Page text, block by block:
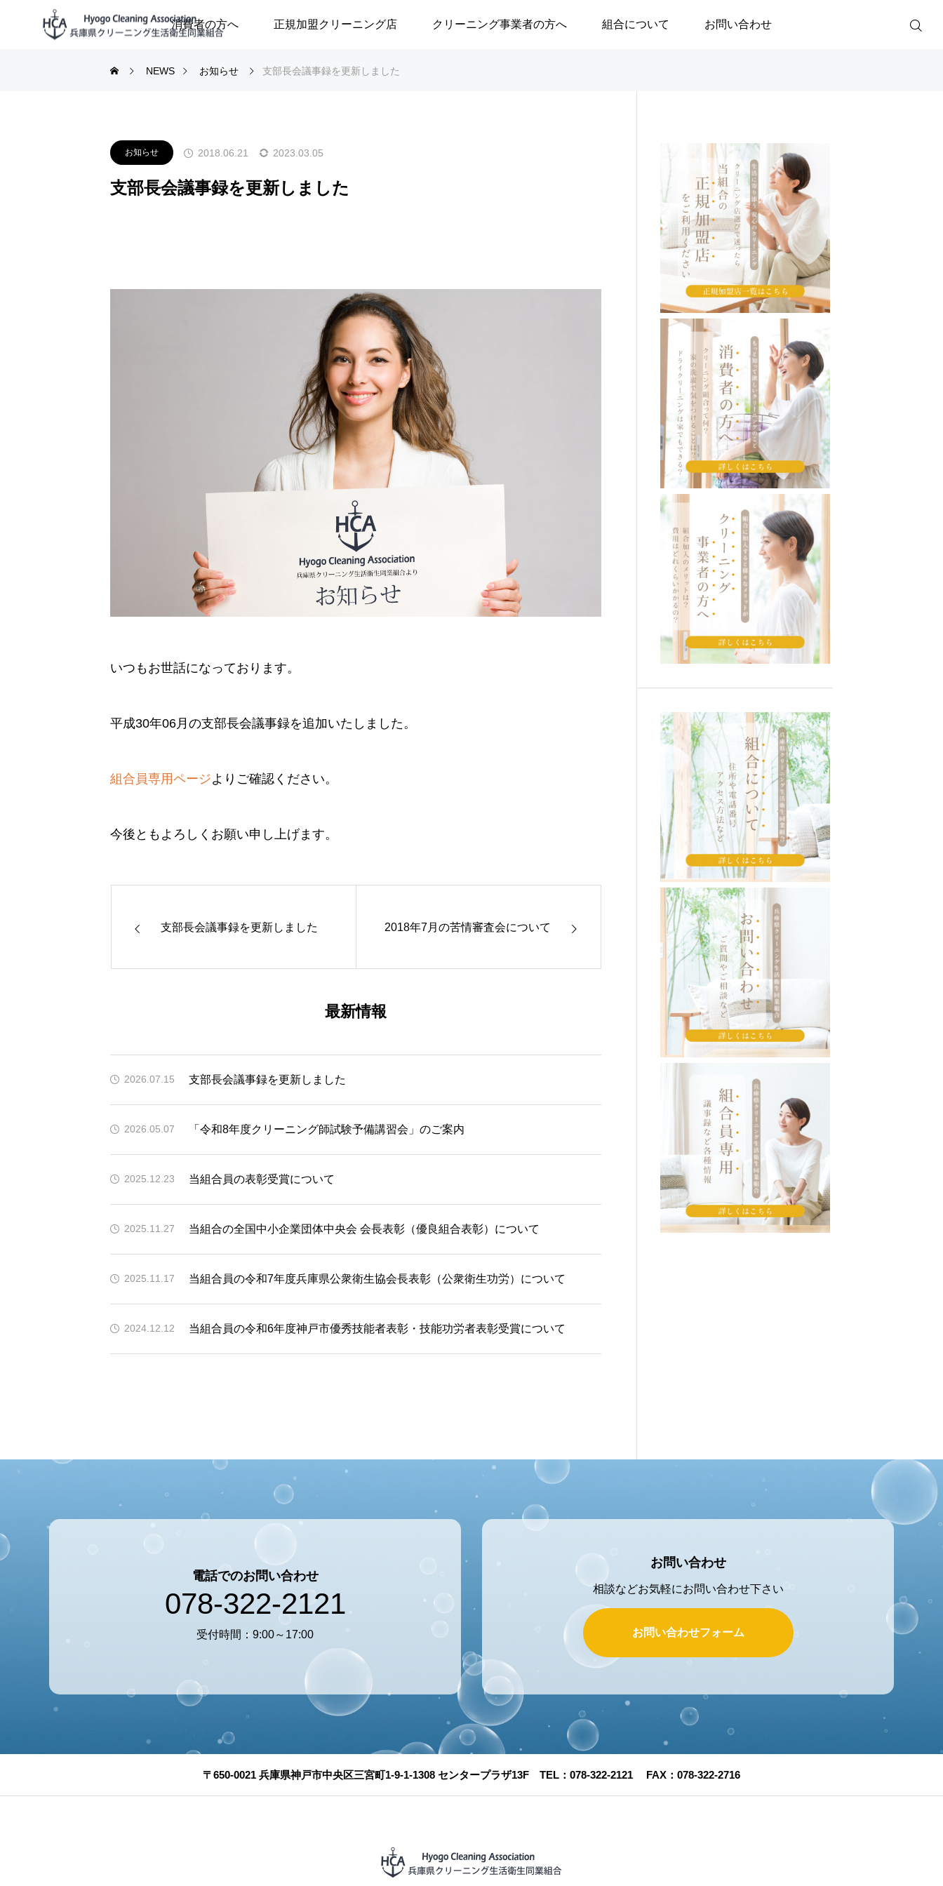
消費者の方へ 正規加盟クリーニング店 クリーニング事業者の方へ 組合について お問い合わせ
NEWS お知らせ 支部長会議事録を更新しました
お知らせ 2018.06.21 2023.03.05
支部長会議事録を更新しました
いつもお世話になっております。
平成30年06月の支部長会議事録を追加いたしました。
組合員専用ページよりご確認ください。
今後ともよろしくお願い申し上げます。
支部長会議事録を更新しました 2018年7月の苦情審査会について
最新情報
2026.07.15 支部長会議事録を更新しました
2026.05.07 「令和8年度クリーニング師試験予備講習会」のご案内
2025.12.23 当組合員の表彰受賞について
2025.11.27 当組合の全国中小企業団体中央会 会長表彰（優良組合表彰）について
2025.11.17 当組合員の令和7年度兵庫県公衆衛生協会長表彰（公衆衛生功労）について
2024.12.12 当組合員の令和6年度神戸市優秀技能者表彰・技能功労者表彰受賞について
電話でのお問い合わせ
078-322-2121
受付時間：9:00～17:00
お問い合わせ
相談などお気軽にお問い合わせ下さい
お問い合わせフォーム
〒650-0021 兵庫県神戸市中央区三宮町1-9-1-1308 センタープラザ13F TEL：078-322-2121 FAX：078-322-2716